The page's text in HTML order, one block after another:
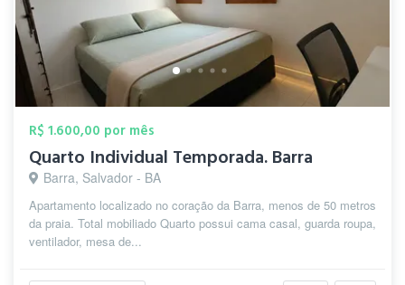
R$ 1.600,00 por mês
Quarto Individual Temporada. Barra
Barra, Salvador - BA
Apartamento localizado no coração da Barra, menos de 50 metros
da praia. Total mobiliado Quarto possui cama casal, guarda roupa,
ventilador, mesa de...